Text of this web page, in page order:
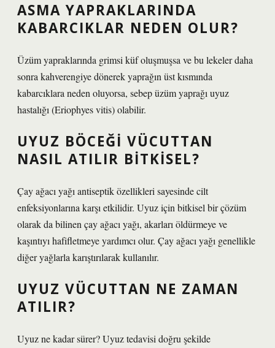
ASMA YAPRAKLARINDA
KABARCIKLAR NEDEN OLUR?
Üzüm yapraklarında grimsi küf oluşmuşsa ve bu lekeler daha
sonra kahverengiye dönerek yaprağın üst kısmında
kabarcıklara neden oluyorsa, sebep üzüm yaprağı uyuz
hastalığı (Eriophyes vitis) olabilir.
UYUZ BÖCEĞI VÜCUTTAN
NASIL ATILIR BITKISEL?
Çay ağacı yağı antiseptik özellikleri sayesinde cilt
enfeksiyonlarına karşı etkilidir. Uyuz için bitkisel bir çözüm
olarak da bilinen çay ağacı yağı, akarları öldürmeye ve
kaşıntıyı hafifletmeye yardımcı olur. Çay ağacı yağı genellikle
diğer yağlarla karıştırılarak kullanılır.
UYUZ VÜCUTTAN NE ZAMAN
ATILIR?
Uyuz ne kadar sürer? Uyuz tedavisi doğru şekilde